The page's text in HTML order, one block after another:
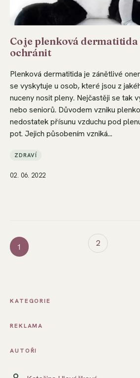
Co je plenková
ochránit
Plenková dermatitida je zánětlivé
se vyskytuje u osob, které jsou z
nuceny nosit pleny. Nejčastěji se tak
nebo seniorů. Důvodem vzniku
nedostatek přísunu vzduchu pod
pot. Jejich působením vzniká...
ZDRAVÍ
02. 06. 2022
1 2
KATEGORIE
REKLAMA
AUTOŘI